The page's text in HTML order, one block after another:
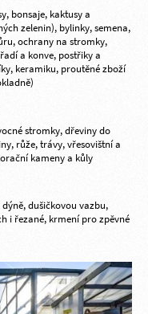
bonsaje, kaktusy a
zelenin), bylinky, semena,
ochrany na stromky,
a konve, postřiky a
keramiku, proutěné zboží
stromky, dřeviny do
růže, trávy, vřesovištní a
kameny a kůly
dušičkovou vazbu,
i řezané, krmení pro zpěvné